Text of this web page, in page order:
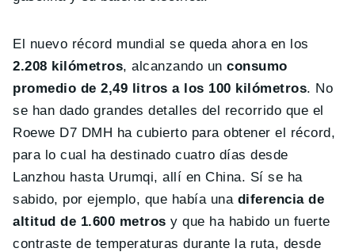
El nuevo récord mundial se queda ahora en los
2.208 kilómetros, alcanzando unconsumo
promedio de 2,49 litros a los 100 kilómetros. No
se han dado grandes detalles del recorrido que el
Roewe D7 DMH ha cubierto para obtener el récord,
para lo cual ha destinado cuatro días desde
Lanzhou hasta Urumqi, allí en China. Sí se ha
sabido, por ejemplo, que había una diferencia de
altitud de 1.600 metros y que ha habido un fuerte
contraste de temperaturas durante la ruta, desde